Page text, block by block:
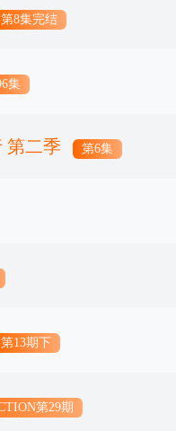
第8集完结
集
第二季 第6集
第13期下
第29期